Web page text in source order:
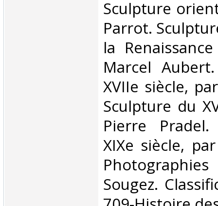
‎Sculpture
Parrot.
la
Marcel
XVIIe siècle,
Sculpture du
Pierre
XIXe siècle,
Sougez.